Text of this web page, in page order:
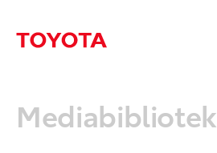
Mediabibliotek